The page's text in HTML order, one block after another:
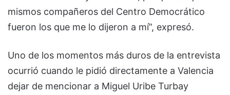
mismos compañeros del Centro Democrático
fueron los que me lo dijeron a mí”, expresó.
Uno de los momentos más duros de la entrevista
ocurrió cuando le pidió directamente a Valencia
dejar de mencionar a Miguel Uribe Turbay